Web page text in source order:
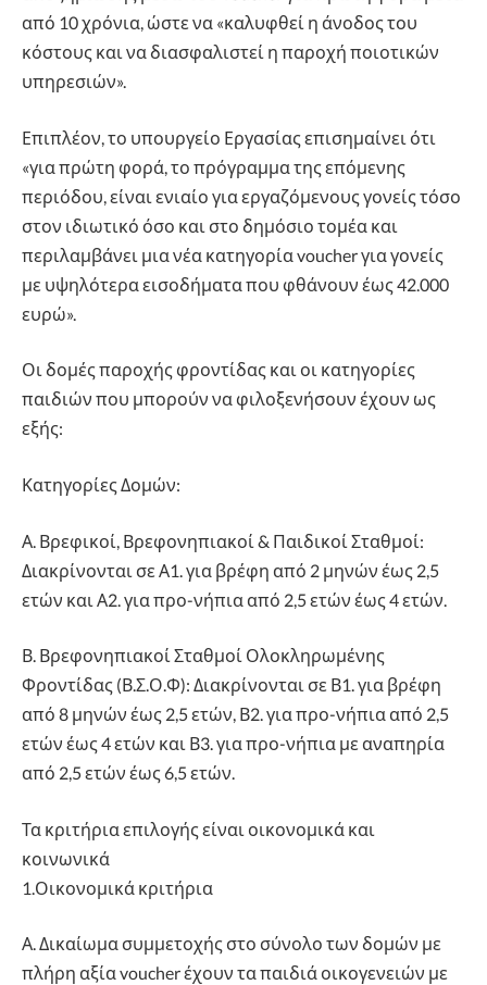
από 10 χρόνια, ώστε να «καλυφθεί η άνοδος του
κόστους και να διασφαλιστεί η παροχή ποιοτικών
υπηρεσιών».
Επιπλέον, το υπουργείο Εργασίας επισημαίνει ότι
«για πρώτη φορά, το πρόγραμμα της επόμενης
περιόδου, είναι ενιαίο για εργαζόμενους γονείς τόσο
στον ιδιωτικό όσο και στο δημόσιο τομέα και
περιλαμβάνει μια νέα κατηγορία voucher για γονείς
με υψηλότερα εισοδήματα που φθάνουν έως 42.000
ευρώ».
Οι δομές παροχής φροντίδας και οι κατηγορίες
παιδιών που μπορούν να φιλοξενήσουν έχουν ως
εξής:
Κατηγορίες Δομών:
Α. Βρεφικοί, Βρεφονηπιακοί & Παιδικοί Σταθμοί:
Διακρίνονται σε Α1. για βρέφη από 2 μηνών έως 2,5
ετών και Α2. για προ-νήπια από 2,5 ετών έως 4 ετών.
Β. Βρεφονηπιακοί Σταθμοί Ολοκληρωμένης
Φροντίδας (Β.Σ.Ο.Φ): Διακρίνονται σε Β1. για βρέφη
από 8 μηνών έως 2,5 ετών, Β2. για προ-νήπια από 2,5
ετών έως 4 ετών και Β3. για προ-νήπια με αναπηρία
από 2,5 ετών έως 6,5 ετών.
Τα κριτήρια επιλογής είναι οικονομικά και
κοινωνικά
1.Οικονομικά κριτήρια
Α. Δικαίωμα συμμετοχής στο σύνολο των δομών με
πλήρη αξία voucher έχουν τα παιδιά οικογενειών με